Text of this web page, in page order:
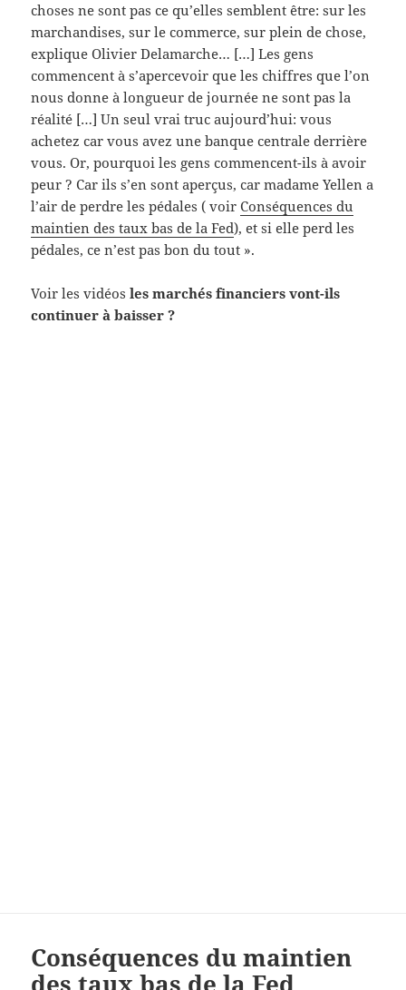
choses ne sont pas ce qu’elles semblent être: sur les
marchandises, sur le commerce, sur plein de chose,
explique Olivier Delamarche… […] Les gens
commencent à s’apercevoir que les chiffres que l’on
nous donne à longueur de journée ne sont pas la
réalité […] Un seul vrai truc aujourd’hui: vous
achetez car vous avez une banque centrale derrière
vous. Or, pourquoi les gens commencent-ils à avoir
peur ? Car ils s’en sont aperçus, car madame Yellen a
l’air de perdre les pédales ( voirConséquences du
maintien des taux bas de la Fed), et si elle perd les
pédales, ce n’est pas bon du tout ».
Voir les vidéosles marchés financiers vont-ils
continuer à baisser ?
Conséquences du maintien